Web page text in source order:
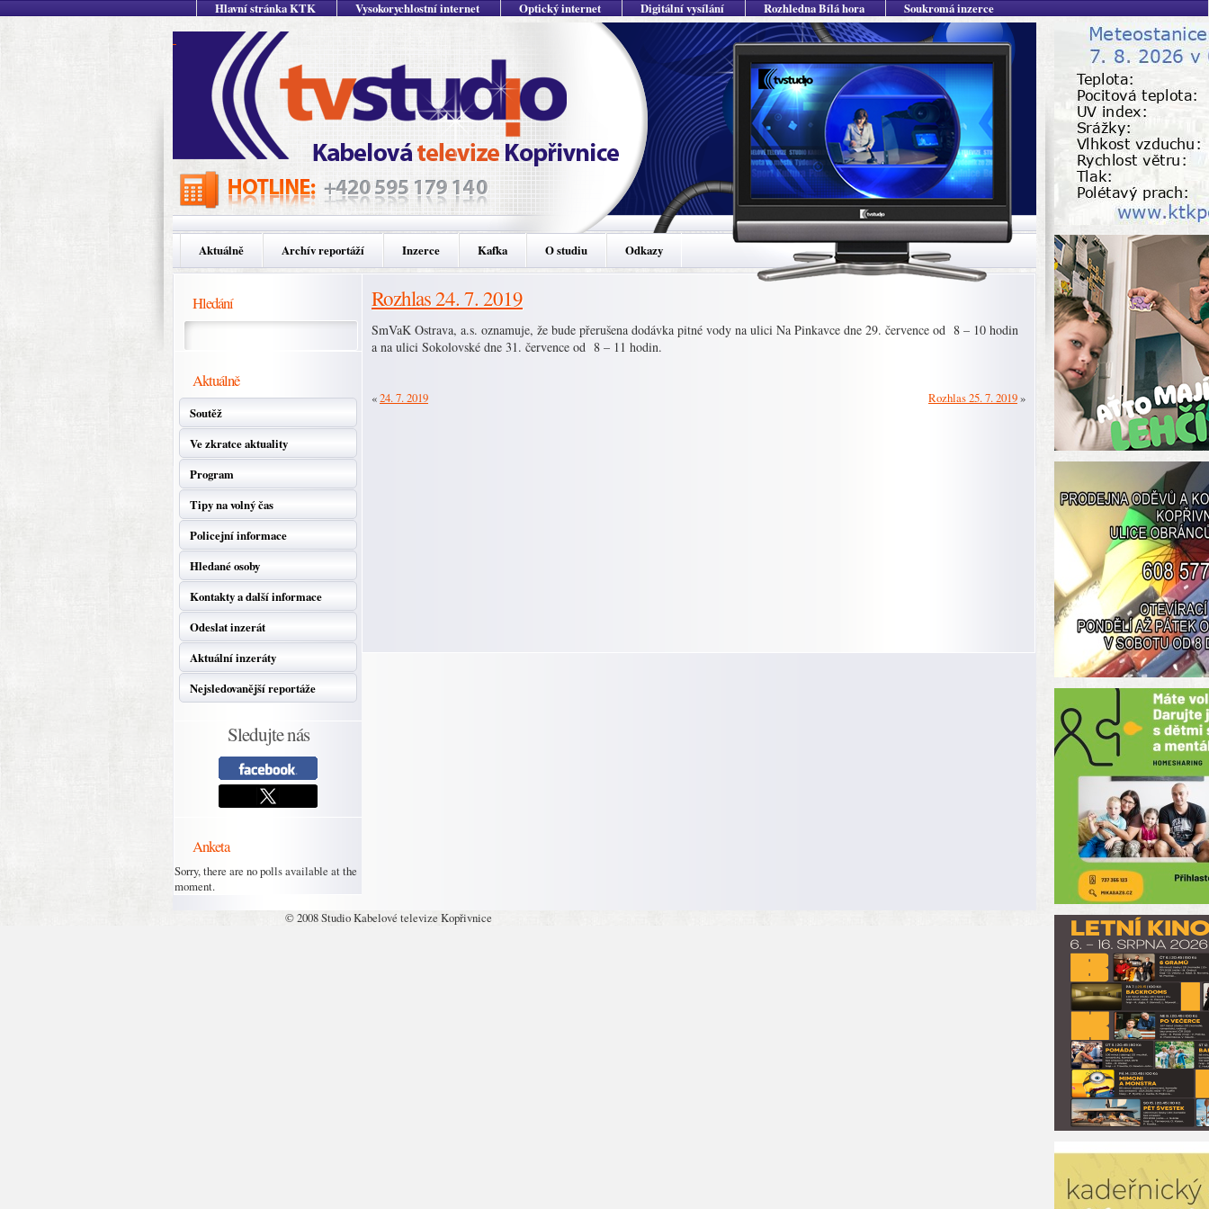
Hlavní stránka KTK Vysokorychlostní internet Optický internet Digitální vysílání Rozhledna Bílá hora Soukromá inzerce
Aktuálně Archív reportáží Inzerce Kafka O studiu Odkazy
Hledání
Aktuálně
Soutěž
Ve zkratce aktuality
Program
Tipy na volný čas
Policejní informace
Hledané osoby
Kontakty a další informace
Odeslat inzerát
Aktuální inzeráty
Nejsledovanější reportáže
Sledujte nás
Anketa
Sorry, there are no polls available at the
moment.
Rozhlas 24. 7. 2019
SmVaK Ostrava, a.s. oznamuje, že bude přerušena dodávka pitné vody na ulici Na Pinkavce dne 29. července od 8 – 10 hodin
a na ulici Sokolovské dne 31. července od 8 – 11 hodin.
«24. 7. 2019 Rozhlas 25. 7. 2019»
© 2008 Studio Kabelové televize Kopřivnice